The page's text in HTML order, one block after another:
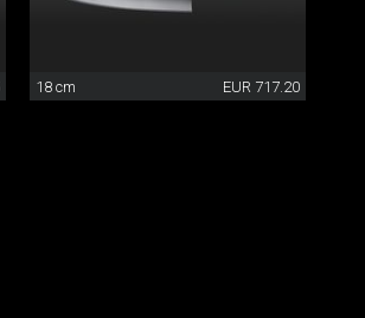
18 cm EUR 717.20